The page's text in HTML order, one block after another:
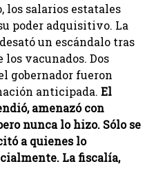
los salarios estatales
poder adquisitivo. La
un escándalo tras
vacunados. Dos
gobernador fueron
anticipada. El
amenazó con
nunca lo hizo. Sólo se
a quienes lo
La fiscalía,